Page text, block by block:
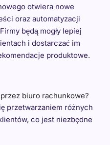
otwiera nowe
oraz automatyzacji
będą mogły lepiej
i dostarczać im
produktowe.
biuro rachunkowe?
przetwarzaniem różnych
co jest niezbędne